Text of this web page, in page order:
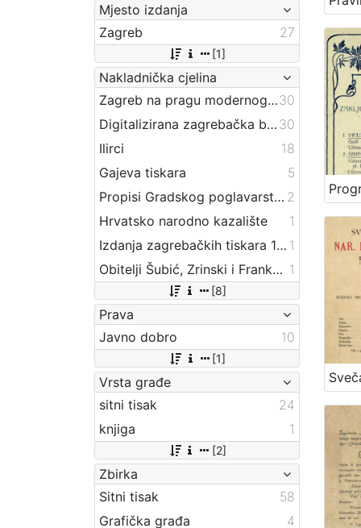
Mjesto izdanja
Zagreb
27
[1]
Nakladnička cjelina
Zagreb na pragu modernog doba30
Digitalizirana zagrebačka baština 30
Ilirci
18
Gajeva tiskara
5
Propisi Gradskog poglavarstva 2
Hrvatsko narodno kazalište
1
Izdanja zagrebačkih tiskara 17. i 18. stoljeća 1
Obitelji Šubić, Zrinski i Frankopan 1
[8]
Prava
Javno dobro
10
[1]
Vrsta građe
sitni tisak
24
knjiga
1
[2]
Zbirka
Sitni tisak
58
Grafička građa
4